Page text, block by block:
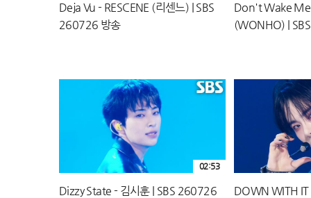
Deja Vu - RESCENE (리센느) | SBS
260726 방송
Don't Wake
(WONHO) |
Dizzy State - 김시훈 | SBS 260726
02:53
DOWN WITH IT